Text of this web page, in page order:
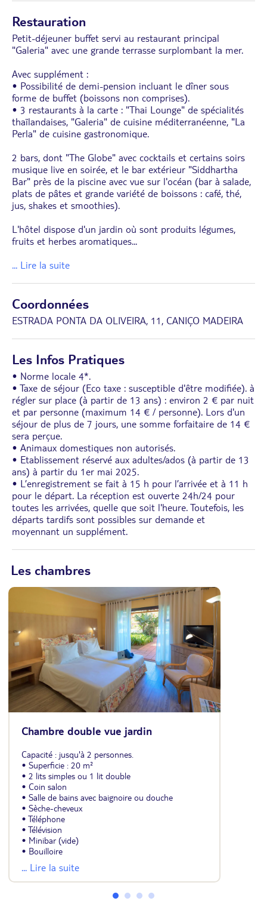
Restauration
Petit-déjeuner buffet servi au restaurant principal
"Galeria" avec une grande terrasse surplombant la mer.
Avec supplément :
• Possibilité de demi-pension incluant le dîner sous
forme de buffet (boissons non comprises).
• 3 restaurants à la carte : "Thai Lounge" de spécialités
thaïlandaises, "Galeria" de cuisine méditerranéenne, "La
Perla" de cuisine gastronomique.
2 bars, dont "The Globe" avec cocktails et certains soirs
musique live en soirée, et le bar extérieur "Siddhartha
Bar" près de la piscine avec vue sur l'océan (bar à salade,
plats de pâtes et grande variété de boissons : café, thé,
jus, shakes et smoothies).
L'hôtel dispose d'un jardin où sont produits légumes,
fruits et herbes aromatiques...
... Lire la suite
Coordonnées
ESTRADA PONTA DA OLIVEIRA, 11, CANIÇO MADEIRA
Les Infos Pratiques
• Norme locale 4*.
• Taxe de séjour (Eco taxe : susceptible d'être modifiée). à
régler sur place (à partir de 13 ans) : environ 2 € par nuit
et par personne (maximum 14 € / personne). Lors d'un
séjour de plus de 7 jours, une somme forfaitaire de 14 €
sera perçue.
• Animaux domestiques non autorisés.
• Etablissement réservé aux adultes/ados (à partir de 13
ans) à partir du 1er mai 2025.
• L’enregistrement se fait à 15 h pour l’arrivée et à 11 h
pour le départ. La réception est ouverte 24h/24 pour
toutes les arrivées, quelle que soit l'heure. Toutefois, les
départs tardifs sont possibles sur demande et
moyennant un supplément.
Les chambres
Chambre double vue jardin
Capacité : jusqu'à 2 personnes.
• Superficie : 20 m²
• 2 lits simples ou 1 lit double
• Coin salon
• Salle de bains avec baignoire ou douche
• Sèche-cheveux
• Téléphone
• Télévision
• Minibar (vide)
• Bouilloire
• Coffre-fort (payant)
• Wifi et balcon ou terrasse avec vue sur le jardin
botanique.
... Lire la suite